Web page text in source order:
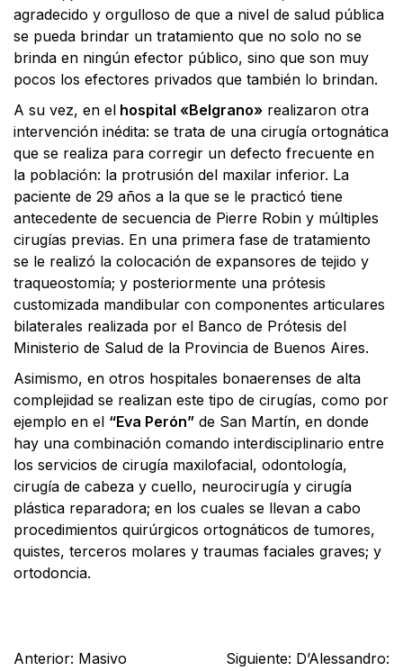
agradecido y orgulloso de que a nivel de salud pública
se pueda brindar un tratamiento que no solo no se
brinda en ningún efector público, sino que son muy
pocos los efectores privados que también lo brindan.
A su vez, en el hospital «Belgrano» realizaron otra
intervención inédita: se trata de una cirugía ortognática
que se realiza para corregir un defecto frecuente en
la población: la protrusión del maxilar inferior. La
paciente de 29 años a la que se le practicó tiene
antecedente de secuencia de Pierre Robin y múltiples
cirugías previas. En una primera fase de tratamiento
se le realizó la colocación de expansores de tejido y
traqueostomía; y posteriormente una prótesis
customizada mandibular con componentes articulares
bilaterales realizada por el Banco de Prótesis del
Ministerio de Salud de la Provincia de Buenos Aires.
Asimismo, en otros hospitales bonaerenses de alta
complejidad se realizan este tipo de cirugías, como por
ejemplo en el “Eva Perón” de San Martín, en donde
hay una combinación comando interdisciplinario entre
los servicios de cirugía maxilofacial, odontología,
cirugía de cabeza y cuello, neurocirugía y cirugía
plástica reparadora; en los cuales se llevan a cabo
procedimientos quirúrgicos ortognáticos de tumores,
quistes, terceros molares y traumas faciales graves; y
ortodoncia.
Anterior: Masivo
Siguiente: D’Alessandro: